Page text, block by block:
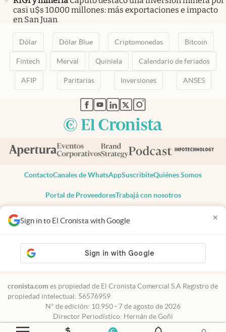
Sign in to El Cronista with Google ×
casi u$s 10.000 millones: más exportaciones e impacto
en San Juan
Dólar Dólar Blue Criptomonedas Bitcoin
Fintech Merval Quiniela Calendario de feriados
AFIP Paritarias Inversiones ANSES
abre en nueva pestaña
abre en nueva pestaña
abre en nueva pestaña
abre en nueva pestaña
abre en nueva pestaña
ContactoCanales de WhatsAppSuscribiteQuiénes Somos
Portal de ProveedoresTrabajá con nosotros
Todos los derechos reservados
Privacidad
Consentimiento
Tel:+54 11 7078-3270
cronista.com es propiedad de El Cronista Comercial S.A Registro de
propiedad intelectual: 56576959
N° de edición: 10.950 - 7 de agosto de 2026
Director Periodístico: Hernán de Goñi